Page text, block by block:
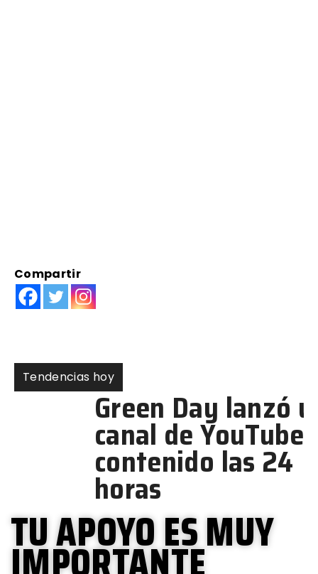
Compartir
Tendencias hoy
Green Day lanzó un
canal de YouTube con
contenido las 24
TU APOYO ES MUY